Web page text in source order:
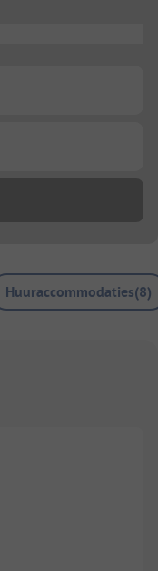
Huuraccommodaties(8)